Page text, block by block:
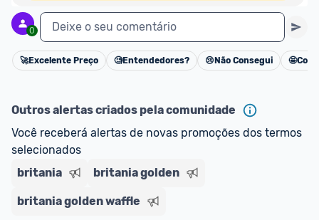
0 Deixe o seu comentário
Cancelar
🚀Excelente Preço 🧐Entendedores? 😢 Não Consegui 🤩
Outros alertas criados pela comunidade
Você receberá alertas de novas promoções dos termos
selecionados
britania
britania golden
britania golden waffle